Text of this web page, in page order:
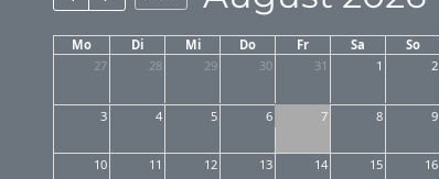
Mo Di Mi Do Fr Sa
So
27
28 29 30 31 1 2
3 4 5 6 7 8 9
10 11 12 13 14 15 16